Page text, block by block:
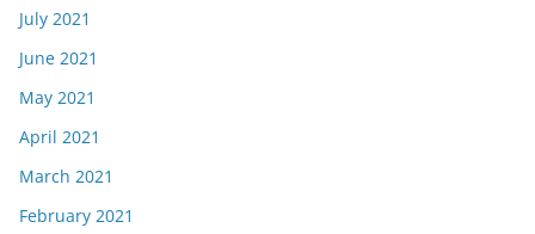
July 2021
June 2021
May 2021
April 2021
March 2021
February 2021